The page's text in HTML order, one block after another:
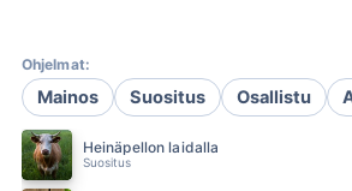
Ohjelmat:
Mainos Suositus Osallistu
Heinäpellon laidalla
Suositus